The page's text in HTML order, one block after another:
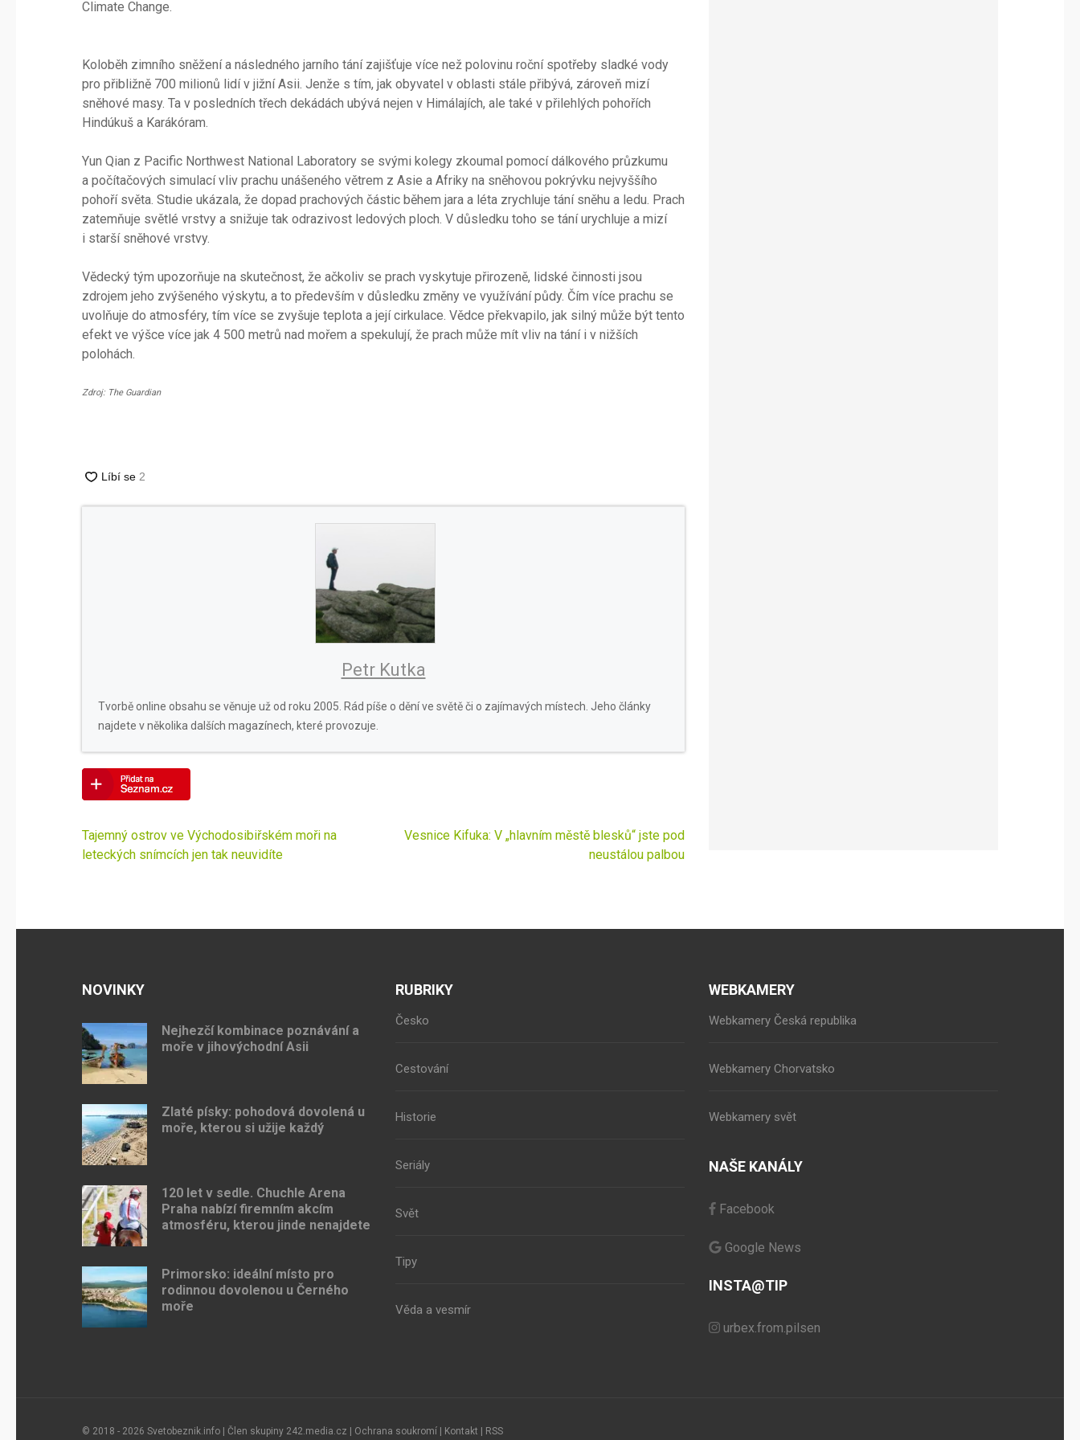
Climate Change.
Koloběh zimního sněžení a následného jarního tání zajišťuje více než polovinu roční spotřeby sladké vody
pro přibližně 700 milionů lidí v jižní Asii. Jenže s tím, jak obyvatel v oblasti stále přibývá, zároveň mizí
sněhové masy. Ta v posledních třech dekádách ubývá nejen v Himálajích, ale také v přilehlých pohořích
Hindúkuš a Karákóram.
Yun Qian z Pacific Northwest National Laboratory se svými kolegy zkoumal pomocí dálkového průzkumu
a počítačových simulací vliv prachu unášeného větrem z Asie a Afriky na sněhovou pokrývku nejvyššího
pohoří světa. Studie ukázala, že dopad prachových částic během jara a léta zrychluje tání sněhu a ledu. Prach
zatemňuje světlé vrstvy a snižuje tak odrazivost ledových ploch. V důsledku toho se tání urychluje a mizí
i starší sněhové vrstvy.
Vědecký tým upozorňuje na skutečnost, že ačkoliv se prach vyskytuje přirozeně, lidské činnosti jsou
zdrojem jeho zvýšeného výskytu, a to především v důsledku změny ve využívání půdy. Čím více prachu se
uvolňuje do atmosféry, tím více se zvyšuje teplota a její cirkulace. Vědce překvapilo, jak silný může být tento
efekt ve výšce více jak 4 500 metrů nad mořem a spekulují, že prach může mít vliv na tání i v nižších
polohách.
Zdroj: The Guardian
Petr Kutka
Tvorbě online obsahu se věnuje už od roku 2005. Rád píše o dění ve světě či o zajímavých místech. Jeho články
najdete v několika dalších magazínech, které provozuje.
Navigace
pro
Tajemný ostrov ve Východosibiřském moři na
leteckých snímcích jen tak neuvidíte
Vesnice Kifuka: V „hlavním městě blesků“ jste pod
neustálou palbou
NOVINKY
Nejhezčí kombinace poznávání a
moře v jihovýchodní Asii
Zlaté písky: pohodová dovolená u
moře, kterou si užije každý
120 let v sedle. Chuchle Arena
Praha nabízí firemním akcím
atmosféru, kterou jinde nenajdete
Primorsko: ideální místo pro
rodinnou dovolenou u Černého
moře
RUBRIKY
Česko
Cestování
Historie
Seriály
Svět
Tipy
Věda a vesmír
WEBKAMERY
Webkamery Česká republika
Webkamery Chorvatsko
Webkamery svět
NAŠE KANÁLY
Facebook
Google News
INSTA@TIP
urbex.from.pilsen
© 2018 - 2026 Svetobeznik.info | Člen skupiny 242.media.cz | Ochrana soukromí | Kontakt | RSS